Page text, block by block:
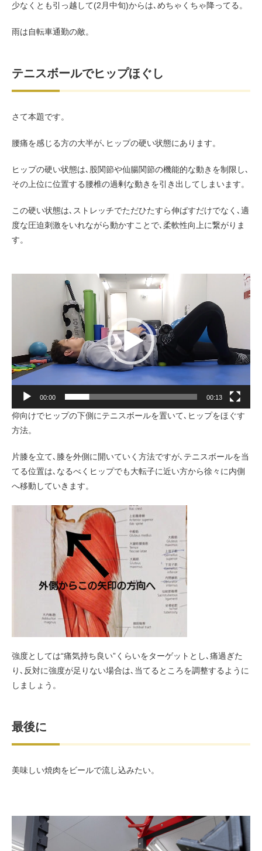
少なくとも引っ越して(2月中旬)からは､めちゃくちゃ降ってる。
雨は自転車通勤の敵。
テニスボールでヒップほぐし
さて本題です。
腰痛を感じる方の大半が､ヒップの硬い状態にあります。
ヒップの硬い状態は､股関節や仙腸関節の機能的な動きを制限し､
その上位に位置する腰椎の過剰な動きを引き出してしまいます。
この硬い状態は､ストレッチでただひたすら伸ばすだけでなく､適
度な圧迫刺激をいれながら動かすことで､柔軟性向上に繋がりま
す。
ヤ
ー
00:00 00:13
仰向けでヒップの下側にテニスボールを置いて､ヒップをほぐす
方法。
片膝を立て､膝を外側に開いていく方法ですが､テニスボールを当
てる位置は､なるべくヒップでも大転子に近い方から徐々に内側
へ移動していきます。
強度としては“痛気持ち良い”くらいをターゲットとし､痛過ぎた
り､反対に強度が足りない場合は､当てるところを調整するように
しましょう。
最後に
美味しい焼肉をビールで流し込みたい。